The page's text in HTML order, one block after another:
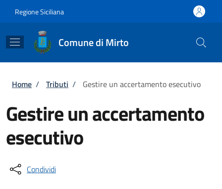
Regione Siciliana
Comune di Mirto
Briciole di pane
Home / Tributi / Gestire un accertamento esecutivo
Gestire un accertamento
esecutivo
Condividi